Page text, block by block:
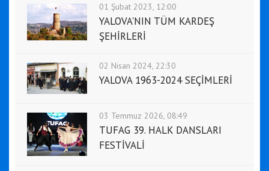
01 Şubat 2023, 12:00
YALOVA'NIN TÜM KARDEŞ
ŞEHİRLERİ
02 Nisan 2024, 22:30
YALOVA 1963-2024 SEÇİMLERİ
03 Temmuz 2026, 08:49
TUFAG 39. HALK DANSLARI
FESTİVALİ